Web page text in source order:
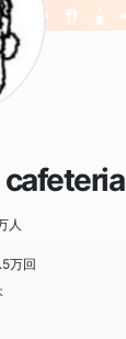
人
万回